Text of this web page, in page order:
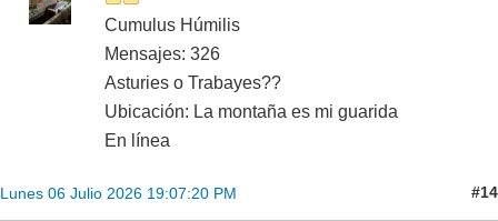
Cumulus Húmilis
Mensajes: 326
Asturies o Trabayes??
Ubicación: La montaña es mi guarida
En línea
Lunes 06 Julio 2026 19:07:20 PM #14